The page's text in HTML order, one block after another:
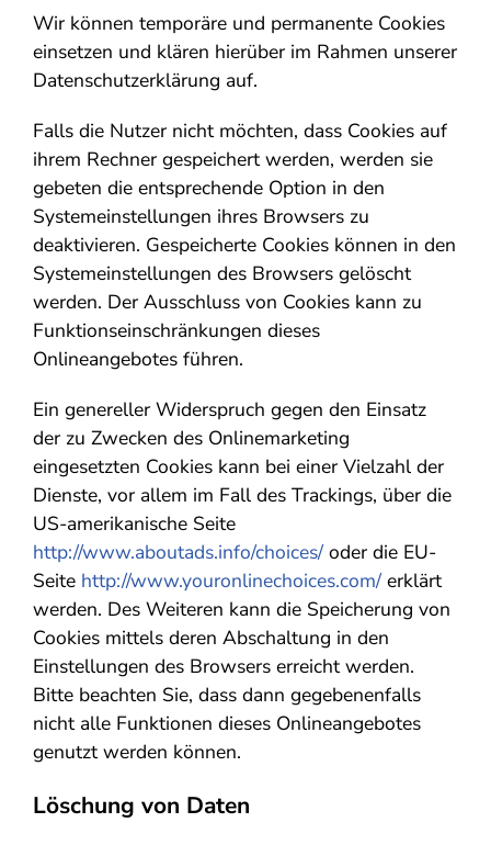
Wir können temporäre und permanente Cookies
einsetzen und klären hierüber im Rahmen unserer
Datenschutzerklärung auf.
Falls die Nutzer nicht möchten, dass Cookies auf
ihrem Rechner gespeichert werden, werden sie
gebeten die entsprechende Option in den
Systemeinstellungen ihres Browsers zu
deaktivieren. Gespeicherte Cookies können in den
Systemeinstellungen des Browsers gelöscht
werden. Der Ausschluss von Cookies kann zu
Funktionseinschränkungen dieses
Onlineangebotes führen.
Ein genereller Widerspruch gegen den Einsatz
der zu Zwecken des Onlinemarketing
eingesetzten Cookies kann bei einer Vielzahl der
Dienste, vor allem im Fall des Trackings, über die
US-amerikanische Seite
http://www.aboutads.info/choices/oder die EU-
Seite http://www.youronlinechoices.com/erklärt
werden. Des Weiteren kann die Speicherung von
Cookies mittels deren Abschaltung in den
Einstellungen des Browsers erreicht werden.
Bitte beachten Sie, dass dann gegebenenfalls
nicht alle Funktionen dieses Onlineangebotes
genutzt werden können.
Löschung von Daten